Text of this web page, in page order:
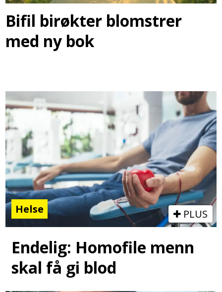
Bifil birøkter blomstrer
med ny bok
Helse PLUS
Endelig: Homofile menn
skal få gi blod